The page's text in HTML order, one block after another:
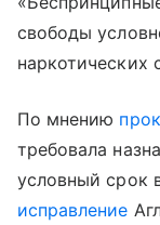
свободы
наркотических
По мнению
требовала
условный срок
исправление